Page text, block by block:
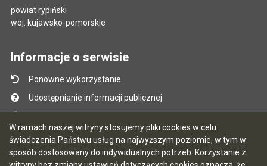
W ramach naszej witryny stosujemy pliki cookies w celu
świadczenia Państwu usług na najwyższym poziomie, w tym w
sposób dostosowany do indywidualnych potrzeb. Korzystanie z
powiat rypiński
woj. kujawsko-pomorskie
Informacje o serwisie
Ponowne wykorzystanie
Udostępnianie informacji publicznej
Mapa serwisu
Instrukcja obsługi
Statystyki oglądalności